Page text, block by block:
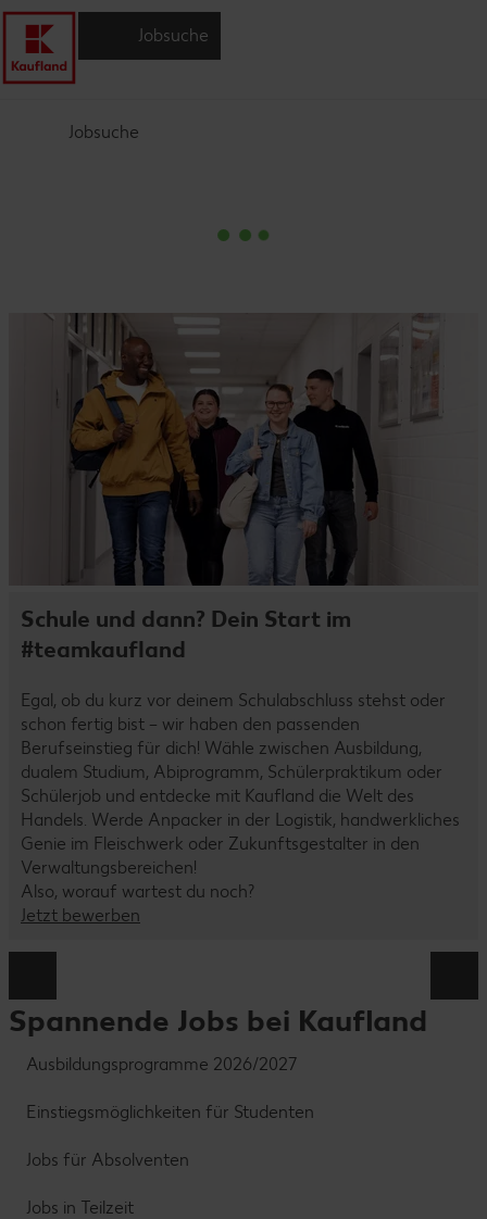
Jobsuche
Jobsuche
Schule und dann? Dein Start im
#teamkaufland
Egal, ob du kurz vor deinem Schulabschluss stehst oder
schon fertig bist – wir haben den passenden
Berufseinstieg für dich! Wähle zwischen Ausbildung,
dualem Studium, Abiprogramm, Schülerpraktikum oder
Schülerjob und entdecke mit Kaufland die Welt des
Handels. Werde Anpacker in der Logistik, handwerkliches
Genie im Fleischwerk oder Zukunftsgestalter in den
Verwaltungsbereichen!
Also, worauf wartest du noch?
Jetzt bewerben
Spannende Jobs bei Kaufland
Ausbildungsprogramme 2026/2027
Einstiegsmöglichkeiten für Studenten
Jobs für Absolventen
Jobs in Teilzeit